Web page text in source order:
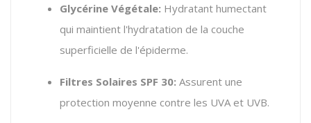
Glycérine Végétale: Hydratant humectant
qui maintient l'hydratation de la couche
superficielle de l'épiderme.
Filtres Solaires SPF 30: Assurent une
protection moyenne contre les UVA et UVB.